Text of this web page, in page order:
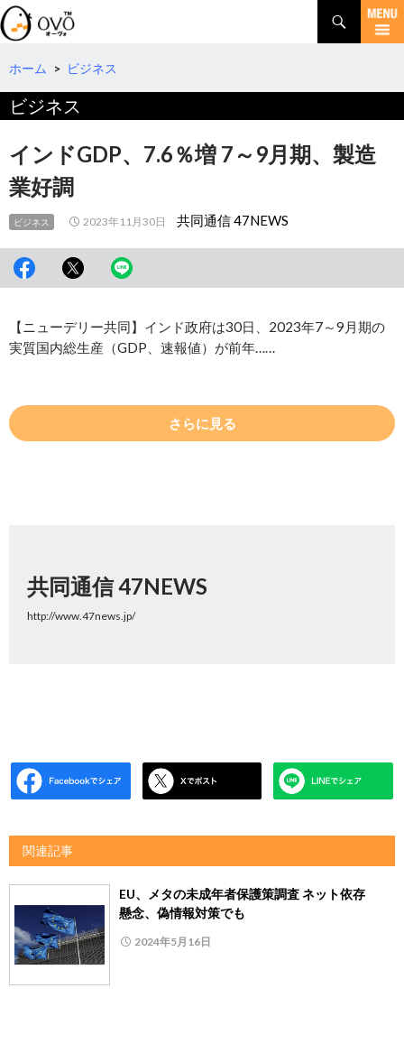
検
索
コ
テ
へ
ホーム > ビジネス
ビジネス
インドGDP、7.6％増 7～9月期、製造
業好調
ビジネス 2023年11月30日 共同通信 47NEWS
【ニューデリー共同】インド政府は30日、2023年7～9月期の
実質国内総生産（GDP、速報値）が前年……
さらに見る
共同通信 47NEWS
http://www.47news.jp/
関連記事
EU、メタの未成年者保護策調査 ネット依存
懸念、偽情報対策でも
2024年5月16日